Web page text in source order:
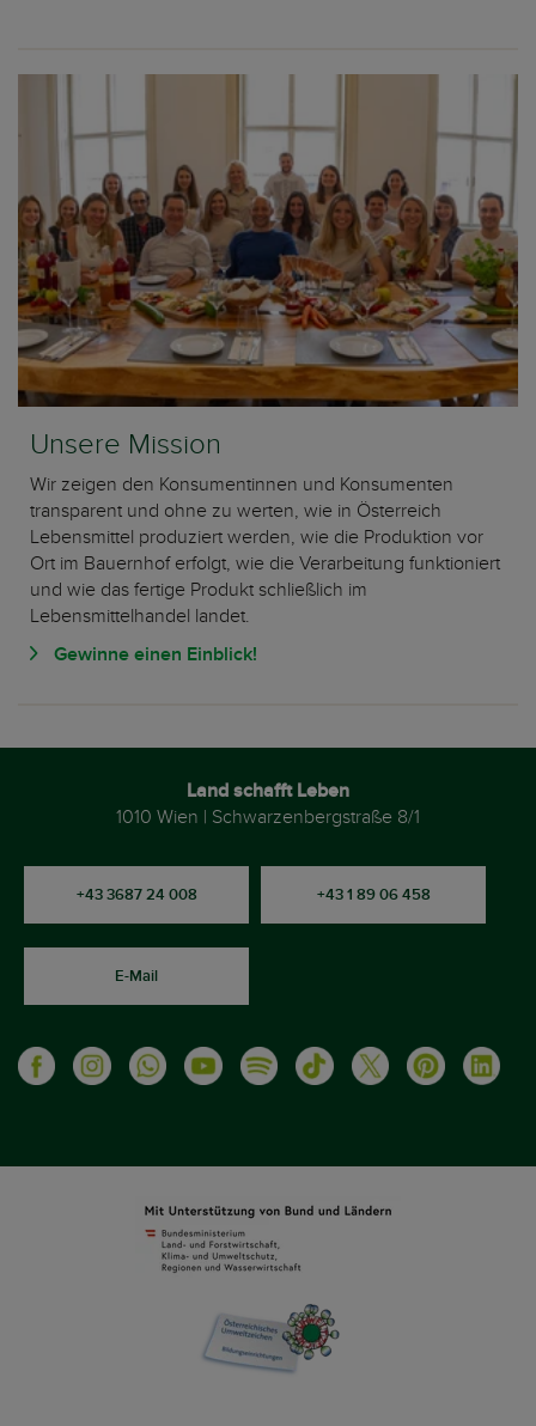
Unsere Mission
Wir zeigen den Konsumentinnen und Konsumenten
transparent und ohne zu werten, wie in Österreich
Lebensmittel produziert werden, wie die Produktion vor
Ort im Bauernhof erfolgt, wie die Verarbeitung funktioniert
und wie das fertige Produkt schließlich im
Lebensmittelhandel landet.
Gewinne einen Einblick!
Land schafft Leben
1010 Wien | Schwarzenbergstraße 8/1
+43 3687 24 008 +43 1 89 06 458
E-Mail